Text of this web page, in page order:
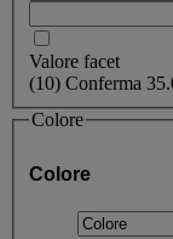
Valore facet
(10) Conferma
Colore
Colore